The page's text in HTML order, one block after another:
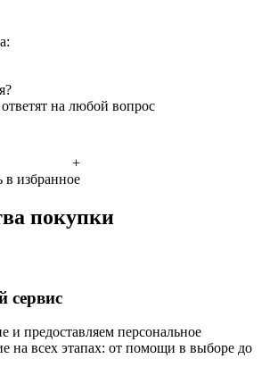
на любой вопрос
+
в избранное
покупки
сервис
и предоставляем персональное
на всех этапах: от помощи в выборе до